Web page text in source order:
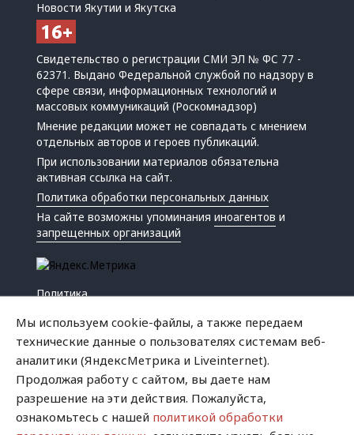
Новости Якутии и Якутска
Свидетельство о регистрации СМИ ЭЛ № ФС 77 -
62371. Выдано Федеральной службой по надзору в
сфере связи, информационных технологий и
массовых коммуникаций (Роскомнадзор)
Мнение редакции может не совпадать с мнением
отдельных авторов и героев публикаций.
При использовании материалов обязательна
активная ссылка на сайт.
Политика обработки персональных данных
На сайте возможны упоминанияиноагентов и
запрещенных организаций
Политика
Криминал
Успех
Мы используем cookie-файлы, а также передаем
технические данные о пользователях системам веб-
аналитики (ЯндексМетрика и Liveinternet).
Продолжая работу с сайтом, вы даете нам
разрешение на эти действия. Пожалуйста,
ознакомьтесь с нашей политикой обработки